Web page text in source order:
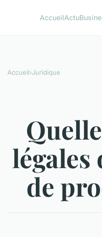
AccueilActu
Accueil›Juridique
de